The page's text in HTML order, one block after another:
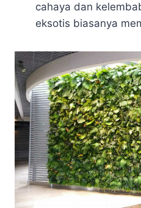
cahaya dan
eksotis biasanya